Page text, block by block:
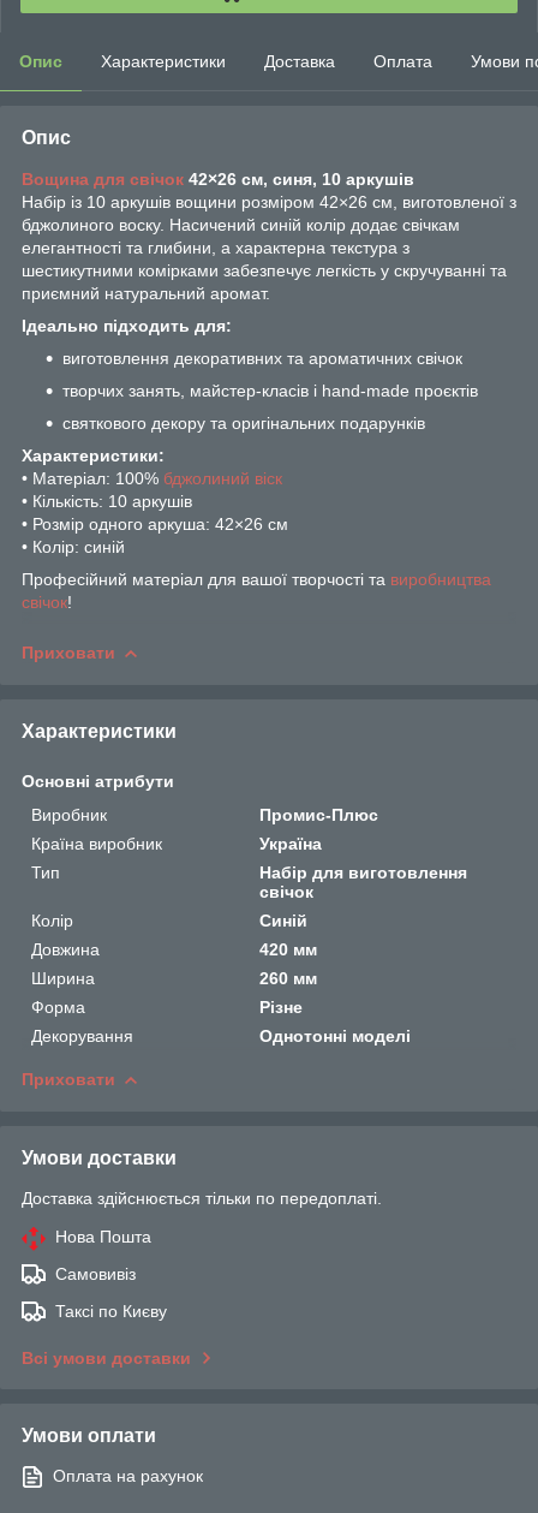
Опис Характеристики Доставка Оплата Умови
Опис
Вощина для свічок 42×26 см, синя, 10 аркушів
Набір із 10 аркушів вощини розміром 42×26 см, виготовленої з
бджолиного воску. Насичений синій колір додає свічкам
елегантності та глибини, а характерна текстура з
шестикутними комірками забезпечує легкість у скручуванні та
приємний натуральний аромат.
Ідеально підходить для:
виготовлення декоративних та ароматичних свічок
творчих занять, майстер-класів і hand-made проєктів
святкового декору та оригінальних подарунків
Характеристики:
• Матеріал: 100% бджолиний віск
• Кількість: 10 аркушів
• Розмір одного аркуша: 42×26 см
• Колір: синій
Професійний матеріал для вашої творчості та виробництва
свічок!
Приховати
Характеристики
Основні атрибути
Виробник
Промис-Плюс
Країна виробник
Україна
Тип
Набір для виготовлення
свічок
Колір
Синій
Довжина
420 мм
Ширина
260 мм
Форма
Різне
Декорування
Однотонні моделі
Приховати
Умови доставки
Доставка здійснюється тільки по передоплаті.
Нова Пошта
Самовивіз
Таксі по Києву
Всі умови доставки
Умови оплати
Оплата на рахунок